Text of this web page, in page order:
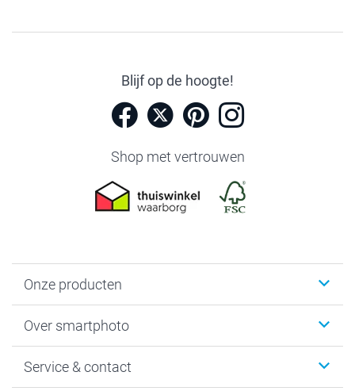
Blijf op de hoogte!
Shop met vertrouwen
Onze producten
Fotoboeken
Fotocadeaus
Over smartphoto
Vacatures
Service & contact